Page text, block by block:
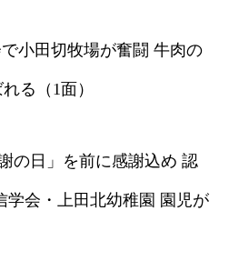
小田切牧場が奮闘 牛肉の
る（1面）
の日」を前に感謝込め 認
学会・上田北幼稚園 園児が